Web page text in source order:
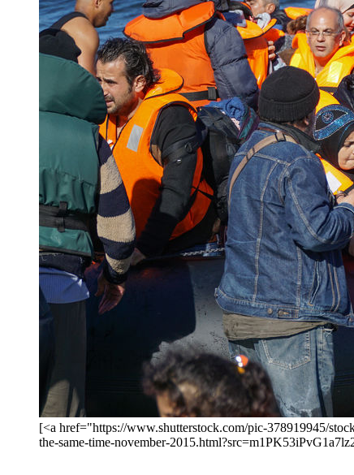
[<a href="https://www.shutterstock.com/pic-378919945/
the-same-time-november-